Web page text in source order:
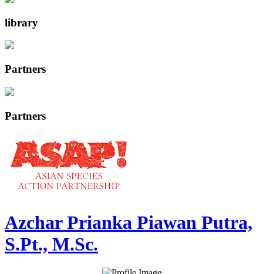
library
Partners
Partners
Azchar Prianka Piawan Putra,
S.Pt., M.Sc.